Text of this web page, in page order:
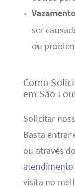
ser
ou
Como
em São
Solicitar
Basta entrar
ou através
atendimento
visita no